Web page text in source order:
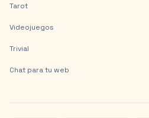
Tarot
Videojuegos
Trivial
Chat para tu web